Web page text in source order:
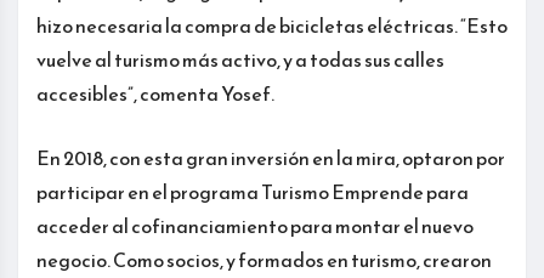
hizo necesaria la compra de bicicletas eléctricas. “Esto
vuelve al turismo más activo, y a todas sus calles
accesibles”, comenta Yosef.
En 2018, con esta gran inversión en la mira, optaron por
participar en el programa Turismo Emprende para
acceder al cofinanciamiento para montar el nuevo
negocio. Como socios, y formados en turismo, crearon